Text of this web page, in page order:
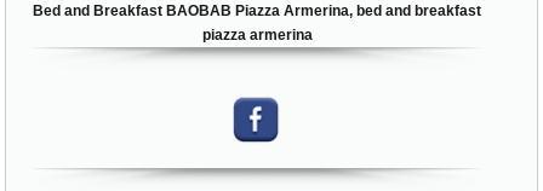
Bed and Breakfast BAOBAB Piazza Armerina, bed and breakfast
piazza armerina